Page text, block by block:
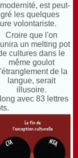
est peut-
les quelques
volontariste.
Croire que l'on
un melting pot
cultures dans le
même goulot
de la
langue, serait
illusoire.
avec 83 lettres